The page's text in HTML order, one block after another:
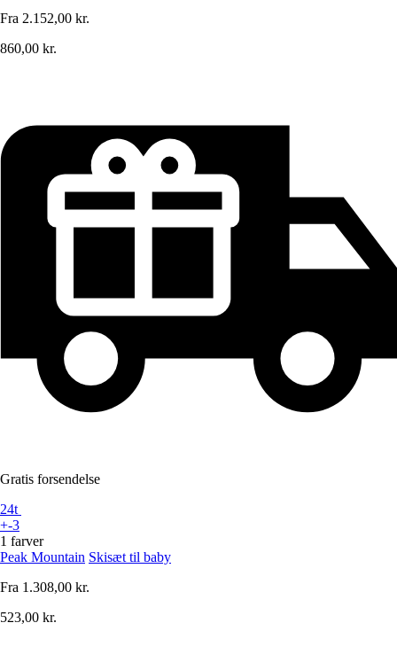
Fra 2.152,00 kr.
860,00 kr.
Gratis forsendelse
24t
+-3
1 farver
Peak Mountain Skisæt til baby
Fra 1.308,00 kr.
523,00 kr.